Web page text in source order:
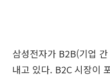
삼성전자가 B2B(기업
내고 있다. B2C 시장이